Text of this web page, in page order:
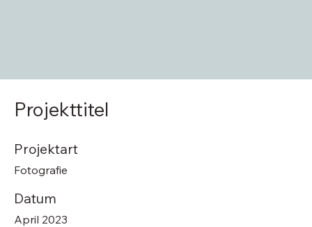
Projekttitel
Projektart
Fotografie
Datum
April 2023